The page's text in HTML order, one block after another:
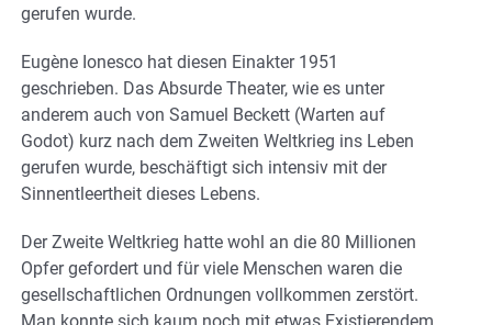
gerufen wurde.
Eugène Ionesco hat diesen Einakter 1951
geschrieben. Das Absurde Theater, wie es unter
anderem auch von Samuel Beckett (Warten auf
Godot) kurz nach dem Zweiten Weltkrieg ins Leben
gerufen wurde, beschäftigt sich intensiv mit der
Sinnentleertheit dieses Lebens.
Der Zweite Weltkrieg hatte wohl an die 80 Millionen
Opfer gefordert und für viele Menschen waren die
gesellschaftlichen Ordnungen vollkommen zerstört.